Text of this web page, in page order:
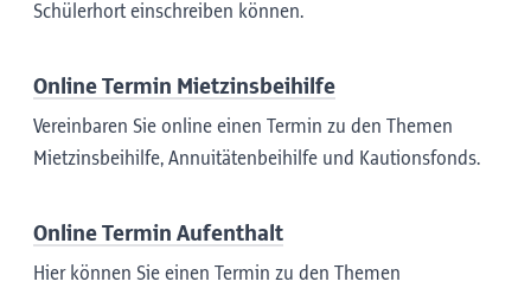
Schülerhort einschreiben können.
Online Termin Mietzinsbeihilfe
Vereinbaren Sie online einen Termin zu den Themen
Mietzinsbeihilfe, Annuitätenbeihilfe und Kautionsfonds.
Online Termin Aufenthalt
Hier können Sie einen Termin zu den Themen